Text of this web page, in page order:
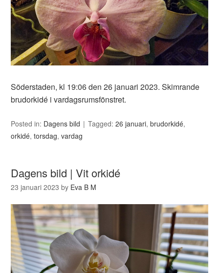
Söderstaden, kl 19:06 den 26 januari 2023. Skimrande
brudorkidé i vardagsrumsfönstret.
Posted in: Dagens bild Tagged:26 januari,brudorkidé,
orkidé,torsdag,vardag
Dagens bild | Vit orkidé
23 januari 2023 by Eva B M